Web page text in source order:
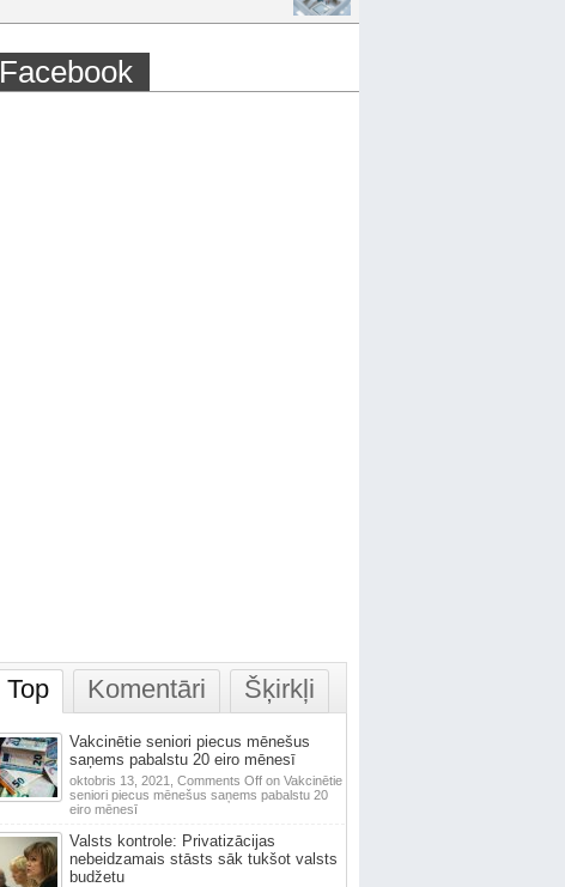
Facebook
Top Komentāri Šķirkļi
Vakcinētie seniori piecus mēnešus
saņems pabalstu 20 eiro mēnesī
oktobris 13, 2021, Comments Offon Vakcinētie
seniori piecus mēnešus saņems pabalstu 20
eiro mēnesī
Valsts kontrole: Privatizācijas
nebeidzamais stāsts sāk tukšot valsts
budžetu